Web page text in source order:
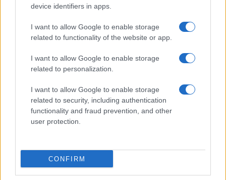
device identifiers in apps.
I want to allow Google to enable storage
related to functionality of the website or app.
I want to allow Google to enable storage
related to personalization.
I want to allow Google to enable storage
related to security, including authentication
functionality and fraud prevention, and other
user protection.
CONFIRM
Milwaukee Brewers: la prima squadra MLB a
raggiungere le 70 vittorie nella stagione 2026
Ilaria Mauri · 5 Ago 2026